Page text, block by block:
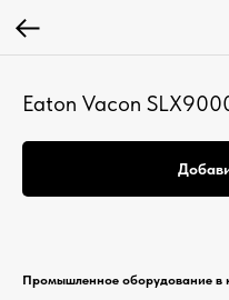
Eaton Vacon
Промышленное оборудование в